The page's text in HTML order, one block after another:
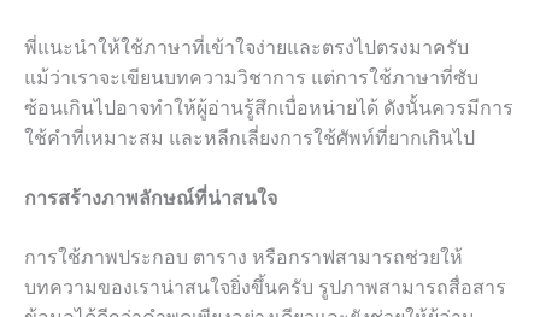
พี่แนะนำให้ใช้ภาษาที่เข้าใจง่ายและตรงไปตรงมาครับ
แม้ว่าเราจะเขียนบทความวิชาการ แต่การใช้ภาษาที่ซับ
ซ้อนเกินไปอาจทำให้ผู้อ่านรู้สึกเบื่อหน่ายได้ ดังนั้นควรมีการ
ใช้คำที่เหมาะสม และหลีกเลี่ยงการใช้ศัพท์ที่ยากเกินไป
การสร้างภาพลักษณ์ที่น่าสนใจ
การใช้ภาพประกอบ ตาราง หรือกราฟสามารถช่วยให้
บทความของเราน่าสนใจยิ่งขึ้นครับ รูปภาพสามารถสื่อสาร